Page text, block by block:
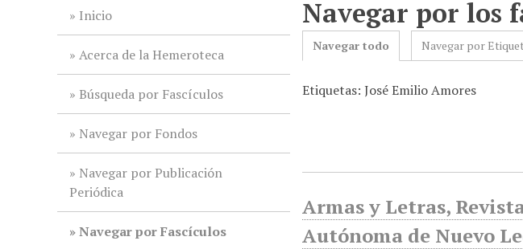
Inicio
Acerca de la Hemeroteca
Búsqueda por Fascículos
Navegar por Fondos
Navegar por Publicación
Periódica
Navegar por Fascículos
Navegar por los
Navegar todo Navegar por
Etiquetas: José Emilio Amores
Armas y Letras,
Autónoma de Nuevo